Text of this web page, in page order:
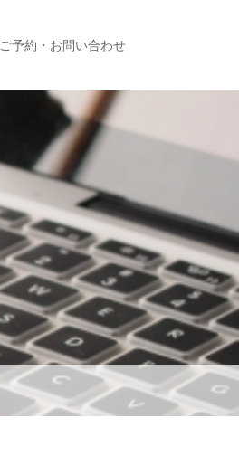
ご予約・お問い合わせ